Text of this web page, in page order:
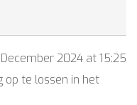
2024 at 15:25
op te lossen in het